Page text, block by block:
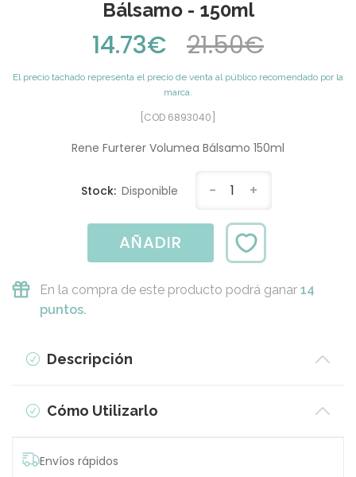
Bálsamo - 150ml
14.73€ 21.50€
El precio tachado representa el precio de venta al público recomendado por la
marca.
[COD 6893040]
Rene Furterer Volumea Bálsamo 150ml
Stock: Disponible - 1 +
AÑADIR
En la compra de este producto podrá ganar 14
puntos.
Descripción
Cómo Utilizarlo
Envíos rápidos